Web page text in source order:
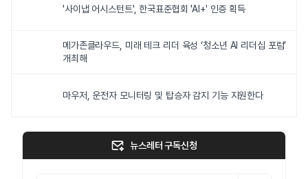
'사이냅 어시스턴트', 한국표준협회 'AI+' 인증 획득
메가존클라우드, 미래 테크 리더 육성 ‘청소년 AI 리더십 포럼’
개최해
마우저, 운전자 모니터링 및 탑승자 감지 기능 지원한다
뉴스레터 구독신청